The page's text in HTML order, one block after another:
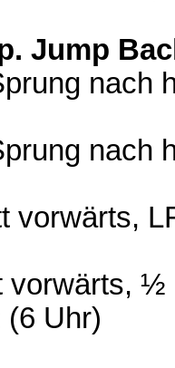
Jump
nach
nach
vorwärts,
vorwärts, ½
(6 Uhr)